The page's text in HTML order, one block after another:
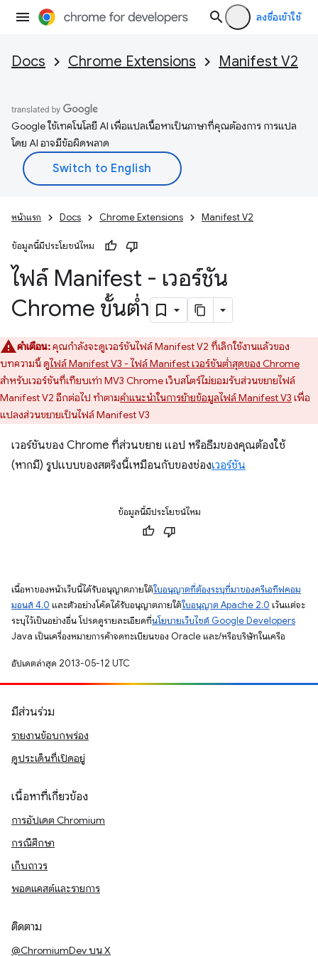
ลงชื่อเข้าใช้
Docs Chrome Extensions Manifest V2
Google ใช้เทคโนโลยี AI เพื่อแปลเนื้อหาเป็นภาษาที่คุณต้องการ การแปล
โดย AI อาจมีข้อผิดพลาด
หน้าแรก Docs Chrome Extensions Manifest V2
ข้อมูลนี้มีประโยชน์ไหม
ไฟล์ Manifest - เวอร์ชัน
Chrome ขั้นต่ำ
คำเตือน:คุณกำลังจะดูเวอร์ชันไฟล์ Manifest V2 ที่เลิกใช้งานแล้วของ
บทความนี้ ดูไฟล์ Manifest V3 - ไฟล์ Manifest เวอร์ชันต่ำสุดของ Chrome
สำหรับเวอร์ชันที่เทียบเท่า MV3 Chrome เว็บสโตร์ไม่ยอมรับส่วนขยายไฟล์
Manifest V2 อีกต่อไป ทำตามคำแนะนำในการย้ายข้อมูลไฟล์ Manifest V3 เพื่อ
แปลงส่วนขยายเป็นไฟล์ Manifest V3
เวอร์ชันของ Chrome ที่ส่วนขยาย แอป หรือธีมของคุณต้องใช้
(หากมี) รูปแบบของสตริงนี้เหมือนกับของช่องเวอร์ชัน
ข้อมูลนี้มีประโยชน์ไหม
เนื้อหาของหน้าเว็บนี้ได้รับอนุญาตภายใต้ใบอนุญาตที่ต้องระบุที่มาของครีเอทีฟคอม
มอนส์ 4.0 และตัวอย่างโค้ดได้รับอนุญาตภายใต้ใบอนุญาต Apache 2.0 เว้นแต่จะ
ระบุไว้เป็นอย่างอื่น โปรดดูรายละเอียดที่นโยบายเว็บไซต์ Google Developers
Java เป็นเครื่องหมายการค้าจดทะเบียนของ Oracle และ/หรือบริษัทในเครือ
อัปเดตล่าสุด 2013-05-12 UTC
มีส่วนร่วม
รายงานข้อบกพร่อง
ดูประเด็นที่เปิดอยู่
เนื้อหาที่เกี่ยวข้อง
การอัปเดต Chromium
กรณีศึกษา
เก็บถาวร
พอดแคสต์และรายการ
ติดตาม
@ChromiumDev บน X